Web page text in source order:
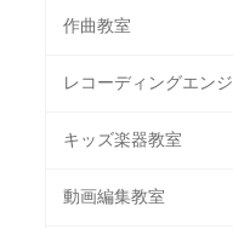
作曲教室
レコーディングエン
キッズ楽器教室
動画編集教室